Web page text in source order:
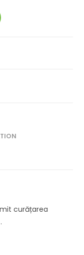
curățarea